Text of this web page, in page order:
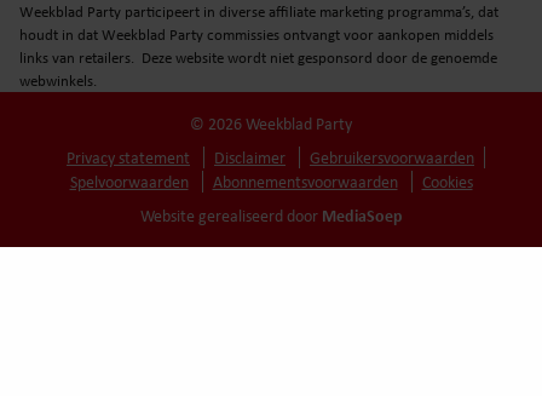
Weekblad Party participeert in diverse affiliate marketing programma’s, dat
houdt in dat Weekblad Party commissies ontvangt voor aankopen middels
links van retailers. Deze website wordt niet gesponsord door de genoemde
webwinkels.
© 2026 Weekblad Party
Privacy statement
Disclaimer
Gebruikersvoorwaarden
Spelvoorwaarden
Abonnementsvoorwaarden
Cookies
Website gerealiseerd door MediaSoep